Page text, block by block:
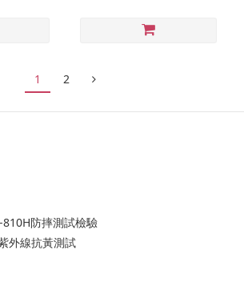
1 2
防摔測試檢驗
外線抗黃測試